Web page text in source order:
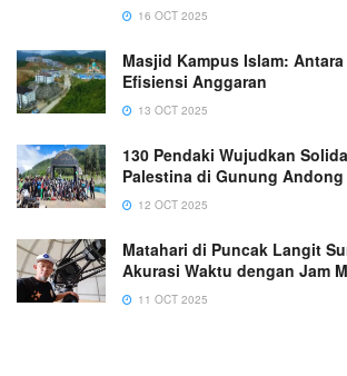
16 OCT 2025
Masjid Kampus Islam:
Efisiensi Anggaran
13 OCT 2025
130 Pendaki Wujudkan
Palestina di Gunung Andong
12 OCT 2025
Matahari di Puncak Langit
Akurasi Waktu dengan Jam
11 OCT 2025